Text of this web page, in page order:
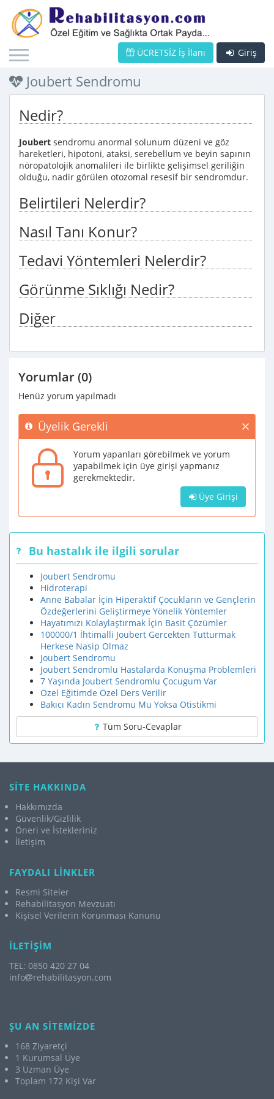
Giriş
ÜCRETSİZ İş İlanı
Joubert Sendromu
Nedir?
Joubert sendromu anormal solunum düzeni ve göz
hareketleri, hipotoni, ataksi, serebellum ve beyin sapının
nöropatolojik anomalileri ile birlikte gelişimsel geriliğin
olduğu, nadir görülen otozomal resesif bir sendromdur.
Belirtileri Nelerdir?
Nasıl Tanı Konur?
Tedavi Yöntemleri Nelerdir?
Görünme Sıklığı Nedir?
Diğer
Yorumlar (0)
Henüz yorum yapılmadı
Üyelik Gerekli
Yorum yapanları görebilmek ve yorum
yapabilmek için üye girişi yapmanız
gerekmektedir.
Üye Girişi
Bu hastalık ile ilgili sorular
Joubert Sendromu
Hidroterapi
Anne Babalar İçin Hiperaktif Çocukların ve Gençlerin
Özdeğerlerini Geliştirmeye Yönelik Yöntemler
Hayatımızı Kolaylaştırmak İçin Basit Çözümler
100000/1 İhtimalli Joubert Gercekten Tutturmak
Herkese Nasip Olmaz
Joubert Sendromu
Joubert Sendromlu Hastalarda Konuşma Problemleri
7 Yaşında Joubert Sendromlu Çocugum Var
Özel Eğitimde Özel Ders Verilir
Bakıcı Kadın Sendromu Mu Yoksa Otistikmi
Tüm Soru-Cevaplar
SİTE HAKKINDA
Hakkımızda
Güvenlik/Gizlilik
Öneri ve İstekleriniz
İletişim
FAYDALI LİNKLER
Resmi Siteler
Rehabilitasyon Mevzuatı
Kişisel Verilerin Korunması Kanunu
İLETİŞİM
TEL: 0850 420 27 04
info
rehabilitasyon.com
ŞU AN SİTEMİZDE
168 Ziyaretçi
1 Kurumsal Üye
3 Uzman Üye
Toplam 172 Kişi Var